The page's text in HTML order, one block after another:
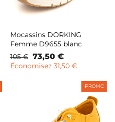
Mocassins DORKING
Femme D9655 blanc
Prix
normal
105 € Prix
remisé
73,50 €
Économisez 31,50 €
PROMO